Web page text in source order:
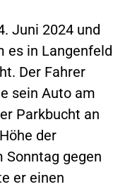
Juni 2024 und
es in Langenfeld
Der Fahrer
sein Auto am
Parkbucht an
der
Sonntag gegen
er einen